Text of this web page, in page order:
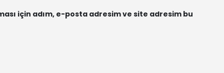
için adım, e-posta adresim ve site adresim bu